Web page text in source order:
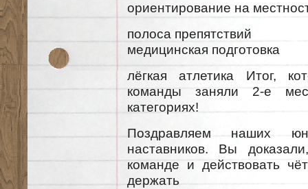
ориентирование на
полоса препятствий
медицинская подготовка
лёгкая атлетика Итог,
команды заняли 2-е
категориях!
Поздравляем наших
наставников. Вы
команде и действовать
держать